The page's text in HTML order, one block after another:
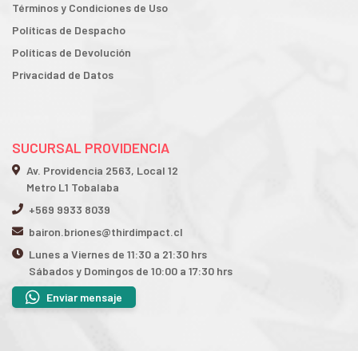
Términos y Condiciones de Uso
Políticas de Despacho
Políticas de Devolución
Privacidad de Datos
SUCURSAL PROVIDENCIA
Av. Providencia 2563, Local 12
Metro L1 Tobalaba
+569 9933 8039
bairon.briones@thirdimpact.cl
Lunes a Viernes de 11:30 a 21:30 hrs
Sábados y Domingos de 10:00 a 17:30 hrs
Enviar mensaje